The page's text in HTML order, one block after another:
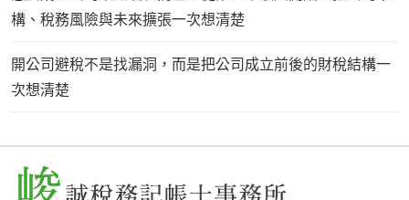
構、稅務風險與未來擴張一次想清楚
開公司避稅不是找漏洞，而是把公司成立前後的財稅結構一
次想清楚